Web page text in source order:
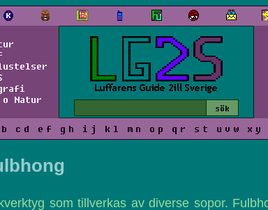
Natur
b c d e f g h i j k l m n o p q r s t u v w x y
som tillverkas av diverse sopor.